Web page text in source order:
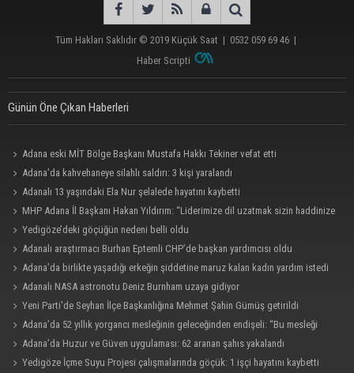
Tüm Hakları Saklıdır © 2019 Küçük Saat | 0532 059 69 46 |
Haber Scripti
Günün Öne Çıkan Haberleri
Adana eski MİT Bölge Başkanı Mustafa Hakkı Tekiner vefat etti
Adana’da kahvehaneye silahlı saldırı: 3 kişi yaralandı
Adanalı 13 yaşındaki Ela Nur şelalede hayatını kaybetti
MHP Adana İl Başkanı Hakan Yıldırım: “Liderimize dil uzatmak sizin haddinize
değildir”
Yedigöze’deki göçüğün nedeni belli oldu
Adanalı araştırmacı Burhan Eptemli CHP’de başkan yardımcısı oldu
Adana’da birlikte yaşadığı erkeğin şiddetine maruz kalan kadın yardım istedi
Adanalı NASA astronotu Deniz Burnham uzaya gidiyor
Yeni Parti'de Seyhan İlçe Başkanlığına Mehmet Şahin Gümüş getirildi
Adana’da 52 yıllık yorgancı mesleğinin geleceğinden endişeli: “Bu mesleği
çocuğuma bile öğretemedim”
Adana’da Huzur ve Güven uygulaması: 62 aranan şahıs yakalandı
Yedigöze İçme Suyu Projesi çalışmalarında göçük: 1 işçi hayatını kaybetti